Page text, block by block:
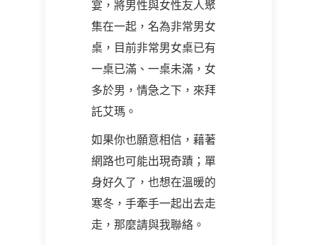
宴，將男性與女性友人聚
集在一起，名為非常男女
桌，目前非常男女桌已有
一桌已滿、一桌未滿，女
多於男，情急之下，來拜
託艾瑪。
如果你也願意相信，藉著
網路也可能出現奇蹟；單
身好久了，也想在溫暖的
寒冬，手牽手一起出去走
走，那麼請與我聯絡。